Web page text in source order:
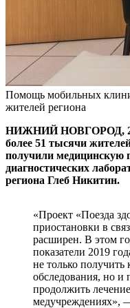
Помощь мобильных
жителей региона
НИЖНИЙ НОВГОРОД, 22
более 51 тысячи
получили медицинскую
диагностических
региона Глеб Никитин.
«Проект «Поезда
приостановки в
расширен. В этом
показатели 2019
не только получить
обследования, но и
продолжить
медучреждениях»,